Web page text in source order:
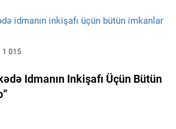
1 015
Idmanın Inkişafı Üçün Bütün